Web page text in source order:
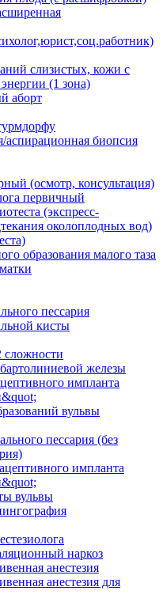
слизистых, кожи с
(1 зона)
аборт
аспирационная биопсия
(осмотр, консультация)
первичный
(экспресс-
околоплодных вод)
образования малого таза
пессария
кисты
железы
импланта
вульвы
пессария (без
импланта
вульвы
наркоз
анестезия
анестезия для